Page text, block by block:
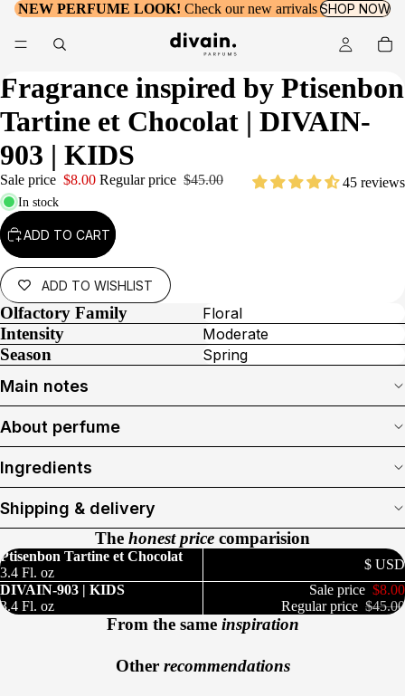
NEW PERFUME LOOK! Check our new arrivals SHOP NOW
Fragrance inspired by Ptisenbon
Tartine et Chocolat | DIVAIN-
903 | KIDS
Sale price $8.00 Regular price $45.00 45 reviews
In stock
ADD TO CART
ADD TO WISHLIST
Olfactory Family Floral
Intensity Moderate
Season Spring
Main notes
About perfume
Ingredients
Shipping & delivery
The honest price comparision
Ptisenbon Tartine et Chocolat
3.4 Fl. oz
$ USD
DIVAIN-903 | KIDS
3.4 Fl. oz
Sale price $8.00
Regular price $45.00
From the same inspiration
Other recommendations